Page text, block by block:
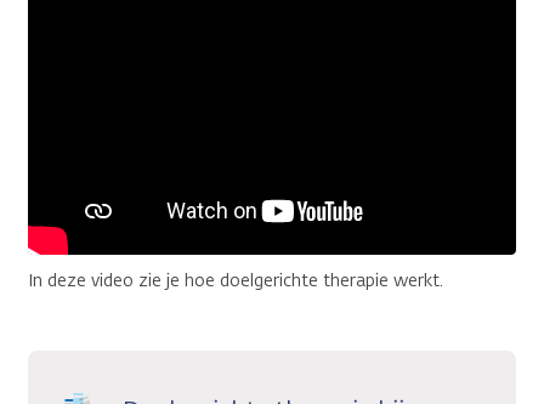
In deze video zie je hoe doelgerichte therapie werkt.